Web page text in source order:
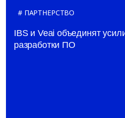
ПАРТНЕРСТВО
IBS и Veai объединят
разработки ПО